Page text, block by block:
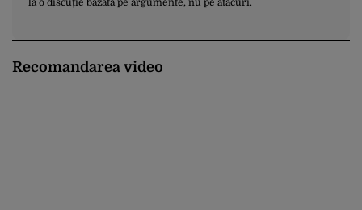
Recomandarea video